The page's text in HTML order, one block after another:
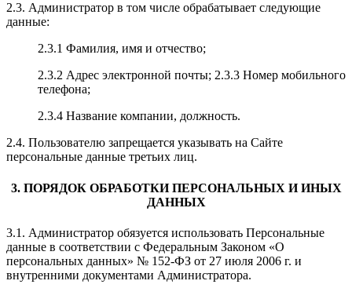
2.3. Администратор в том числе обрабатывает следующие
данные:
2.3.1 Фамилия, имя и отчество;
2.3.2 Адрес электронной почты; 2.3.3 Номер мобильного
телефона;
2.3.4 Название компании, должность.
2.4. Пользователю запрещается указывать на Сайте
персональные данные третьих лиц.
3. ПОРЯДОК ОБРАБОТКИ ПЕРСОНАЛЬНЫХ И ИНЫХ
ДАННЫХ
3.1. Администратор обязуется использовать Персональные
данные в соответствии с Федеральным Законом «О
персональных данных» № 152-ФЗ от 27 июля 2006 г. и
внутренними документами Администратора.